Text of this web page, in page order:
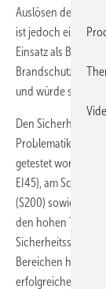
Auslösen der
ist jedoch ein
Einsatz als
und würde somit
Den
Problematik zu
getestet worden.
EI45), am
(S200) sowie am
den hohen
Bereichen hat sich
erfolgreichen